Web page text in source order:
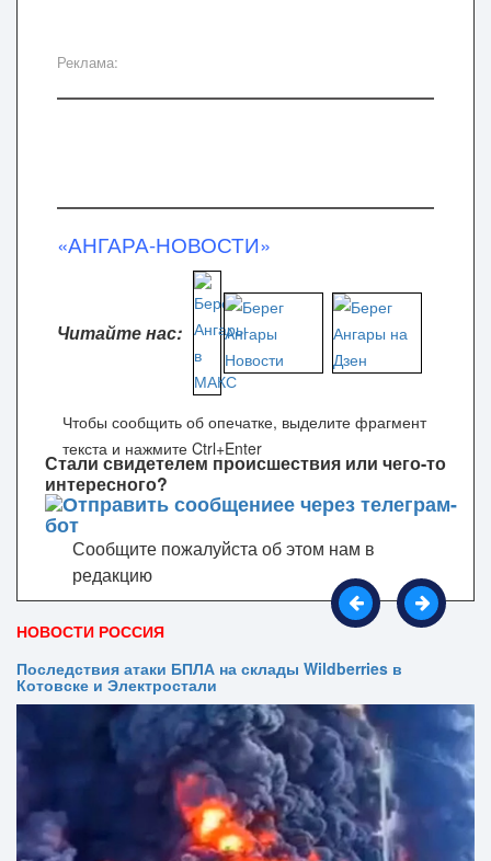
Реклама:
«АНГАРА-НОВОСТИ»
Читайте нас:
Стали свидетелем происшествия или чего-то
интересного?
Сообщите пожалуйста об этом нам в
редакцию
Чтобы сообщить об опечатке, выделите фрагмент
текста и нажмите Ctrl+Enter
НОВОСТИ РОССИЯ
Последствия атаки БПЛА на склады Wildberries в
Котовске и Электростали